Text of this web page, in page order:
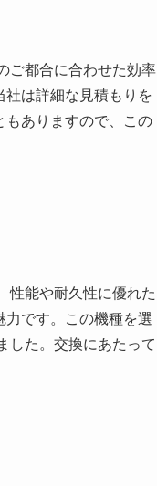
ご都合に合わせた効率
は詳細な見積もりを
もありますので、この
性能や耐久性に優れた
です。この機種を選
した。交換にあたって